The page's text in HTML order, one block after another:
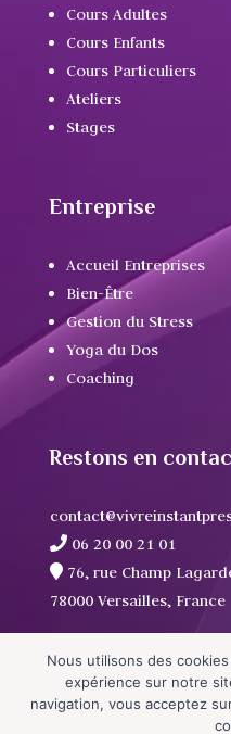
Cours Adultes
Cours Enfants
Cours Particuliers
Ateliers
Stages
Entreprise
Accueil Entreprises
Bien-Être
Gestion du Stress
Yoga du Dos
Coaching
Restons en
06 20 00 21 01
76, rue Champ
78000 Versailles, France
Nous utilisons des
expérience sur notre
navigation, vous acceptez